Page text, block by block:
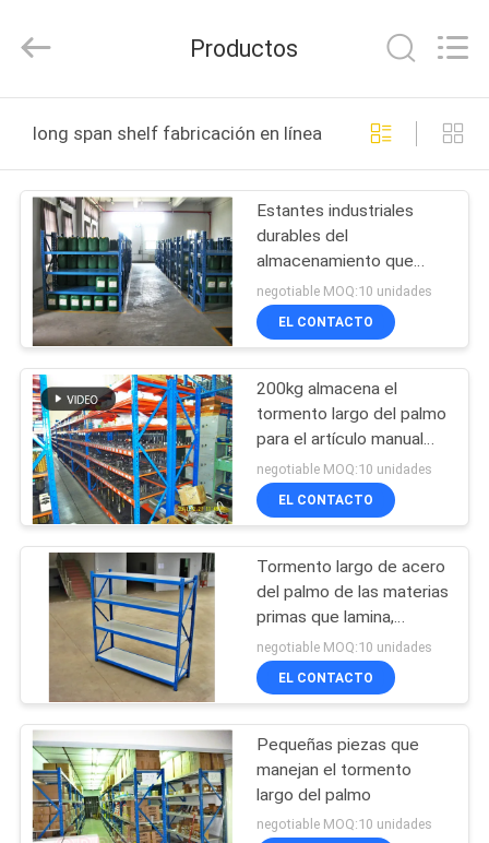
PRODUCTOS
SOBRE
NOSOTROS
VIAJE
DE
LA
FÁBRICA
CONTROL
CALIDAD
ÉNTRENOS
EN
CONTACTO
CON
Metal
Products
All
Reserved.
Productos
long span shelf fabricación en línea
Estantes industriales
durables del
almacenamiento que
laminan el estante largo
de acero del palmo
negotiable MOQ:10 unidades
EL CONTACTO
200kg almacena el
tormento largo del palmo
para el artículo manual
pequeño/medio
negotiable MOQ:10 unidades
EL CONTACTO
Tormento largo de acero
del palmo de las materias
primas que lamina,
estante de poca
potencia
negotiable MOQ:10 unidades
EL CONTACTO
Pequeñas piezas que
manejan el tormento
largo del palmo
negotiable MOQ:10 unidades